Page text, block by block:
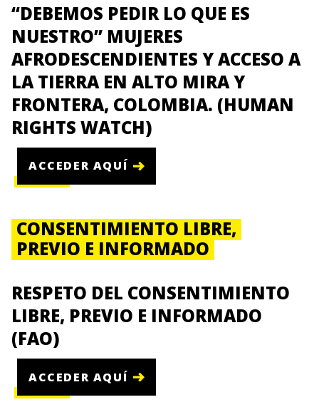
“DEBEMOS PEDIR LO QUE ES
NUESTRO” MUJERES
AFRODESCENDIENTES Y ACCESO A
LA TIERRA EN ALTO MIRA Y
FRONTERA, COLOMBIA. (HUMAN
RIGHTS WATCH)
ACCEDER AQUÍ
CONSENTIMIENTO LIBRE,
PREVIO E INFORMADO
RESPETO DEL CONSENTIMIENTO
LIBRE, PREVIO E INFORMADO
(FAO)
ACCEDER AQUÍ